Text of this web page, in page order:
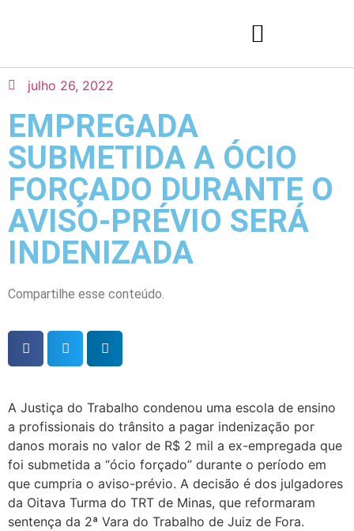
julho 26, 2022
EMPREGADA
SUBMETIDA A ÓCIO
FORÇADO DURANTE O
AVISO-PRÉVIO SERÁ
INDENIZADA
Compartilhe esse conteúdo.
A Justiça do Trabalho condenou uma escola de ensino
a profissionais do trânsito a pagar indenização por
danos morais no valor de R$ 2 mil a ex-empregada que
foi submetida a “ócio forçado” durante o período em
que cumpria o aviso-prévio. A decisão é dos julgadores
da Oitava Turma do TRT de Minas, que reformaram
sentença da 2ª Vara do Trabalho de Juiz de Fora.